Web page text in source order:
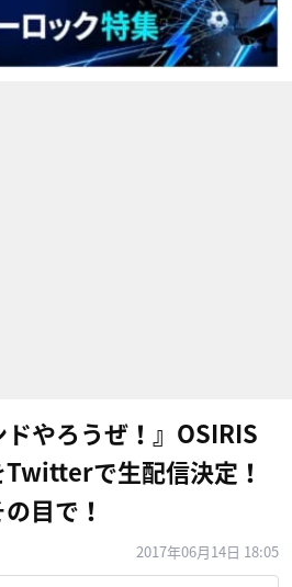
やろうぜ！』OSIRIS
Twitterで生配信決定！
目で！
2017年06月14日 18:05